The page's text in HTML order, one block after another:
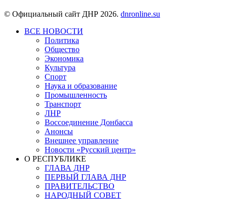
© Официальный сайт ДНР 2026. dnronline.su
ВСЕ НОВОСТИ
Политика
Общество
Экономика
Культура
Спорт
Наука и образование
Промышленность
Транспорт
ЛНР
Воссоединение Донбасса
Анонсы
Внешнее управление
Новости «Русский центр»
О РЕСПУБЛИКЕ
ГЛАВА ДНР
ПЕРВЫЙ ГЛАВА ДНР
ПРАВИТЕЛЬСТВО
НАРОДНЫЙ СОВЕТ